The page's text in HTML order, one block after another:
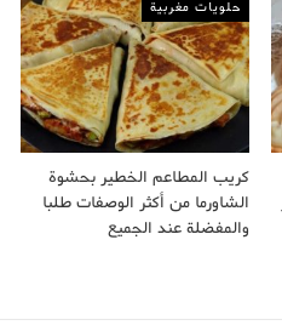
حلويات مغربية
كريب المطاعم الخطير بحشوة
الشاورما من أكثر الوصفات طلبا
والمفضلة عند الجميع